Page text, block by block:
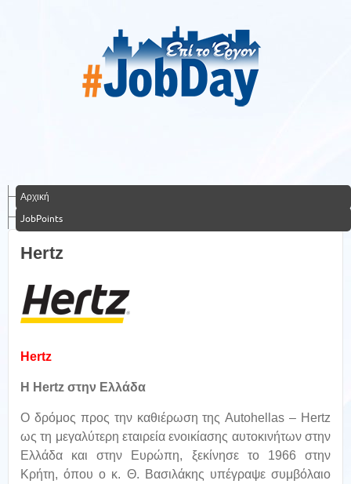
Αρχική
JobPoints
Hertz
Hertz
Η Hertz στην Ελλάδα
Ο δρόμος προς την καθιέρωση της Autohellas – Hertz
ως τη μεγαλύτερη εταιρεία ενοικίασης αυτοκινήτων στην
Ελλάδα και στην Ευρώπη, ξεκίνησε το 1966 στην
Κρήτη, όπου ο κ. Θ. Βασιλάκης υπέγραψε συμβόλαιο